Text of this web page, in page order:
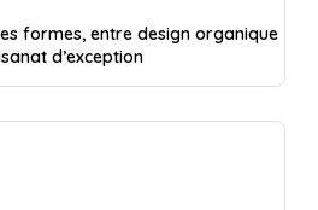
formes, entre design organique
d’exception